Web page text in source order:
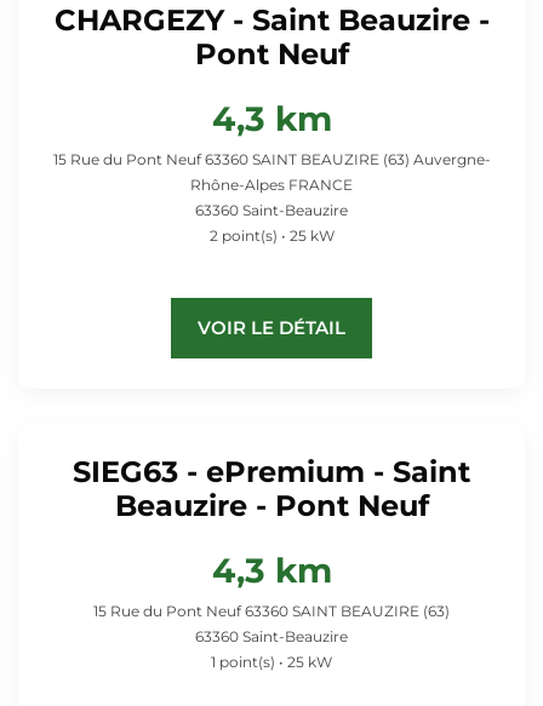
CHARGEZY - Saint Beauzire -
Pont Neuf
4,3 km
15 Rue du Pont Neuf 63360 SAINT BEAUZIRE (63) Auvergne-
Rhône-Alpes FRANCE
63360 Saint-Beauzire
2 point(s) • 25 kW
VOIR LE DÉTAIL
SIEG63 - ePremium - Saint
Beauzire - Pont Neuf
4,3 km
15 Rue du Pont Neuf 63360 SAINT BEAUZIRE (63)
63360 Saint-Beauzire
1 point(s) • 25 kW